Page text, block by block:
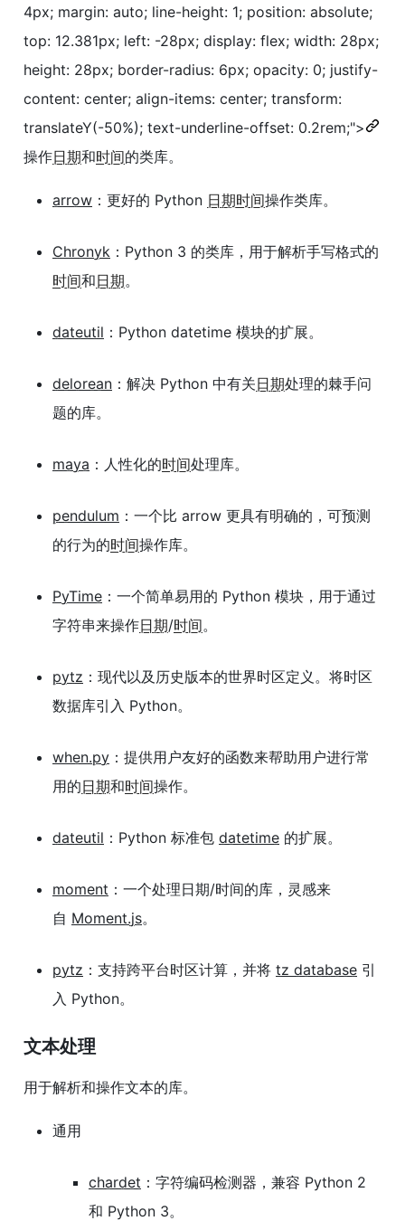
4px; margin: auto; line-height: 1; position: absolute;
top: 12.381px; left: -28px; display: flex; width: 28px;
height: 28px; border-radius: 6px; opacity: 0; justify-
content: center; align-items: center; transform:
translateY(-50%); text-underline-offset: 0.2rem;">
操作日期和时间的类库。
arrow ：更好的 Python 日期时间操作类库。
Chronyk ：Python 3 的类库，用于解析手写格式的
时间和日期。
dateutil ：Python datetime 模块的扩展。
delorean ：解决 Python 中有关日期处理的棘手问
题的库。
maya ：人性化的时间处理库。
pendulum ：一个比 arrow 更具有明确的，可预测
的行为的时间操作库。
PyTime ：一个简单易用的 Python 模块，用于通过
字符串来操作日期/时间。
pytz ：现代以及历史版本的世界时区定义。将时区
数据库引入 Python。
when.py ：提供用户友好的函数来帮助用户进行常
用的日期和时间操作。
dateutil ：Python 标准包 datetime 的扩展。
moment ：一个处理日期/时间的库，灵感来
自 Moment.js。
pytz ：支持跨平台时区计算，并将 tz database 引
入 Python。
文本处理
用于解析和操作文本的库。
通用
chardet ：字符编码检测器，兼容 Python 2
和 Python 3。